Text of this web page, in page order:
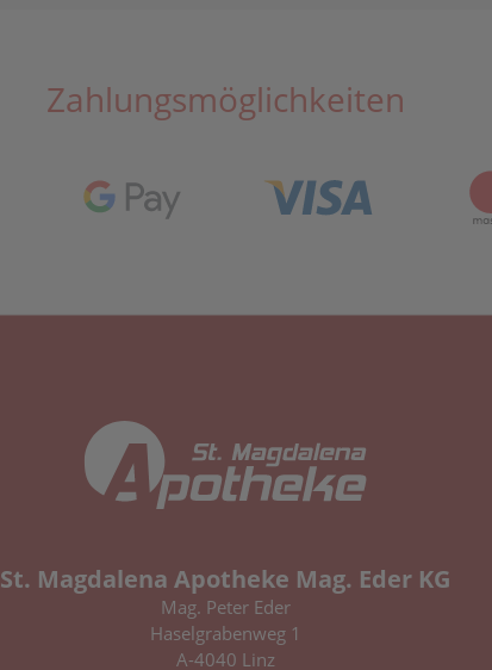
Zahlungsmöglichkeiten
St. Magdalena Apotheke Mag. Eder KG
Mag. Peter Eder
Haselgrabenweg 1
A-4040 Linz